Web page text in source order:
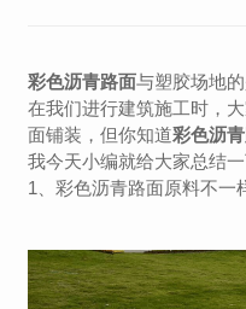
彩色沥青路面与塑胶场地
在我们进行建筑施工时，
面铺装，但你知道彩色沥
我今天小编就给大家总结一
1、彩色沥青路面原料不一